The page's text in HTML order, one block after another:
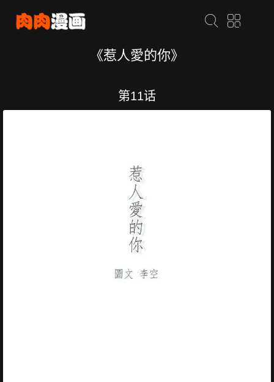
《惹人愛的你》
第11话